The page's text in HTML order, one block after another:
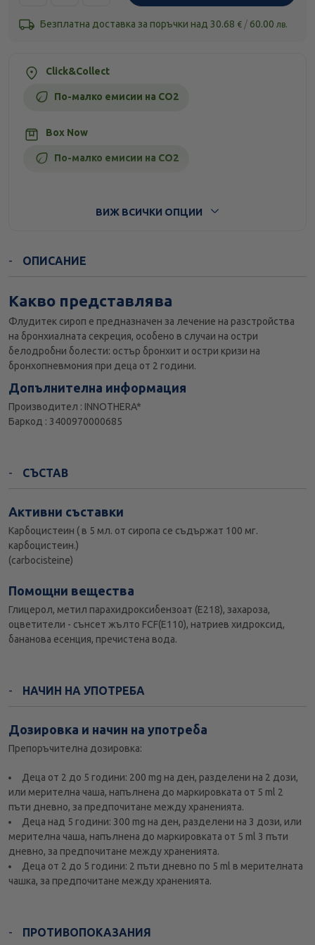
Безплатна доставка за поръчки над 30.68 € / 60.00 лв.
Click&Collect
По-малко емисии на CO2
Box Now
По-малко емисии на CO2
ВИЖ ВСИЧКИ ОПЦИИ
ОПИСАНИЕ
Какво представлява
Флудитек сироп е предназначен за лечение на разстройства
на бронхиалната секреция, особено в случаи на остри
белодробни болести: остър бронхит и остри кризи на
бронхопневмония при деца от 2 години.
Допълнителна информация
Производител : INNOTHERA*
Баркод : 3400970000685
СЪСТАВ
Активни съставки
Карбоцистеин ( в 5 мл. от сиропа се съдържат 100 мг.
карбоцистеин.)
(carbocisteine)
Помощни вещества
Глицерол, метил парахидроксибензоат (Е218), захароза,
оцветители - сънсет жълто FCF(E110), натриев хидроксид,
бананова есенция, пречистена вода.
НАЧИН НА УПОТРЕБА
Дозировка и начин на употреба
Препоръчителна дозировка:
Деца от 2 до 5 години: 200 mg на ден, разделени на 2 дози,
или мерителна чаша, напълнена до маркировката от 5 ml 2
пъти дневно, за предпочитане между храненията.
Деца над 5 години: 300 mg на ден, разделени на 3 дози, или
мерителна чаша, напълнена до маркировката от 5 ml 3 пъти
дневно, за предпочитане между храненията.
Деца от 2 до 5 години: 2 пъти дневно по 5 ml в мерителната
чашка, за предпочитане между храненията.
ПРОТИВОПОКАЗАНИЯ